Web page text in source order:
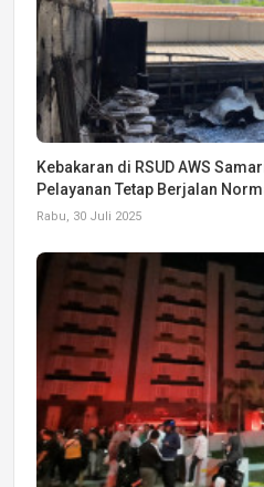
Kebakaran di RSUD AWS
Pelayanan Tetap Berjalan
Rabu, 30 Juli 2025